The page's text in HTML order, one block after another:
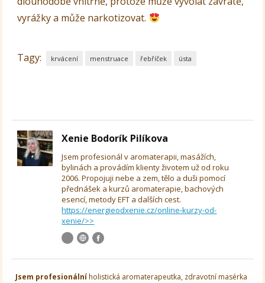
vyrážky a může narkotizovat.
Tagy: krvácení menstruace řebříček ústa
Xenie Bodorík Pilíkova
Jsem profesionál v aromaterapii, masážích,
bylinách a provádím klienty životem už od roku
2006. Propojuji nebe a zem, tělo a duši pomocí
přednášek a kurzů aromaterapie, bachových
esencí, metody EFT a dalších cest.
https://energieodxenie.cz/online-kurzy-od-
xenie/>>
Jsem profesionálníholistická aromaterapeutka, zdravotní masérka